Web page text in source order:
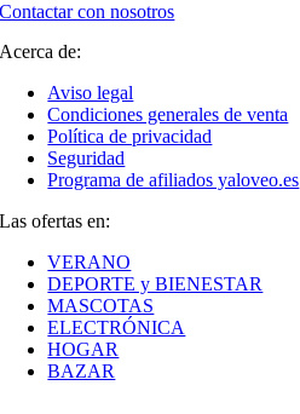
Contactar con nosotros
Acerca de:
Aviso legal
Condiciones generales de venta
Política de privacidad
Seguridad
Programa de afiliados yaloveo.es
Las ofertas en:
VERANO
DEPORTE y BIENESTAR
MASCOTAS
ELECTRÓNICA
HOGAR
BAZAR